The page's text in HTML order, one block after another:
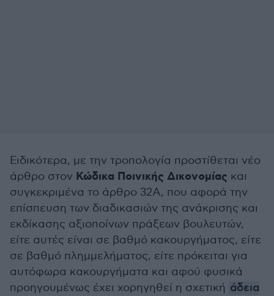
Ειδικότερα, με την τροπολογία προστίθεται νέο
άρθρο στον Κώδικα Ποινικής Δικονομίας και
συγκεκριμένα το άρθρο 32Α, που αφορά την
επίσπευση των διαδικασιών της ανάκρισης και
εκδίκασης αξιοποίνων πράξεων βουλευτών,
είτε αυτές είναι σε βαθμό κακουργήματος, είτε
σε βαθμό πλημμελήματος, είτε πρόκειται για
αυτόφωρα κακουργήματα και αφού φυσικά
προηγουμένως έχει χορηγηθεί η σχετική άδεια